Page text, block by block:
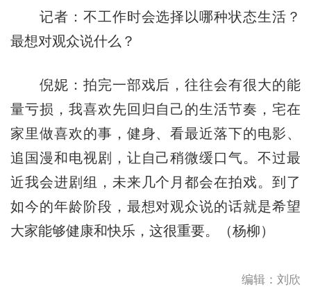
记者：不工作时会选择以哪种状态生活？
最想对观众说什么？
倪妮：拍完一部戏后，往往会有很大的能
量亏损，我喜欢先回归自己的生活节奏，宅在
家里做喜欢的事，健身、看最近落下的电影、
追国漫和电视剧，让自己稍微缓口气。不过最
近我会进剧组，未来几个月都会在拍戏。到了
如今的年龄阶段，最想对观众说的话就是希望
大家能够健康和快乐，这很重要。（杨柳）
编辑：刘欣